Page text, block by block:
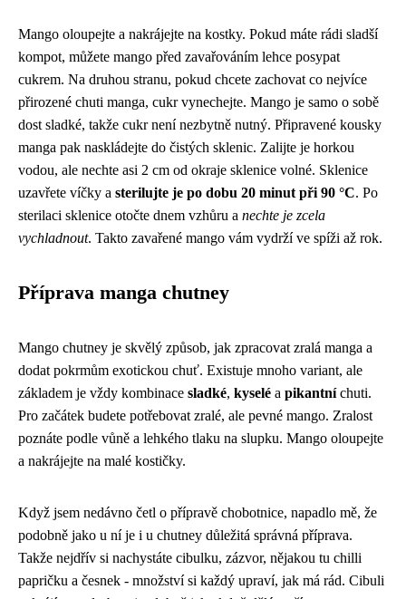
Mango oloupejte a nakrájejte na kostky. Pokud máte rádi sladší
kompot, můžete mango před zavařováním lehce posypat
cukrem. Na druhou stranu, pokud chcete zachovat co nejvíce
přirozené chuti manga, cukr vynechejte. Mango je samo o sobě
dost sladké, takže cukr není nezbytně nutný. Připravené kousky
manga pak naskládejte do čistých sklenic. Zalijte je horkou
vodou, ale nechte asi 2 cm od okraje sklenice volné. Sklenice
uzavřete víčky a sterilujte je po dobu 20 minut při 90 °C. Po
sterilaci sklenice otočte dnem vzhůru a nechte je zcela
vychladnout. Takto zavařené mango vám vydrží ve spíži až rok.
Příprava manga chutney
Mango chutney je skvělý způsob, jak zpracovat zralá manga a
dodat pokrmům exotickou chuť. Existuje mnoho variant, ale
základem je vždy kombinace sladké, kyselé a pikantníchuti.
Pro začátek budete potřebovat zralé, ale pevné mango. Zralost
poznáte podle vůně a lehkého tlaku na slupku. Mango oloupejte
a nakrájejte na malé kostičky.
Když jsem nedávno četl o přípravě chobotnice, napadlo mě, že
podobně jako u ní je i u chutney důležitá správná příprava.
Takže nejdřív si nachystáte cibulku, zázvor, nějakou tu chilli
papričku a česnek - množství si každý upraví, jak má rád. Cibuli